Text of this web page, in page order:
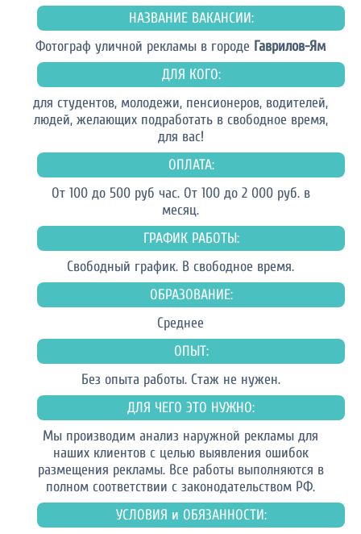
НАЗВАНИЕ ВАКАНСИИ:
Фотограф уличной рекламы в городе Гаврилов-Ям
ДЛЯ КОГО:
для студентов, молодежи, пенсионеров, водителей,
людей, желающих подработать в свободное время,
для вас!
ОПЛАТА:
От 100 до 500 руб час. От 100 до 2 000 руб. в
месяц.
ГРАФИК РАБОТЫ:
Свободный график. В свободное время.
ОБРАЗОВАНИЕ:
Среднее
ОПЫТ:
Без опыта работы. Стаж не нужен.
ДЛЯ ЧЕГО ЭТО НУЖНО:
Мы производим анализ наружной рекламы для
наших клиентов с целью выявления ошибок
размещения рекламы. Все работы выполняются в
полном соответствии с законодательством РФ.
УСЛОВИЯ и ОБЯЗАННОСТИ: